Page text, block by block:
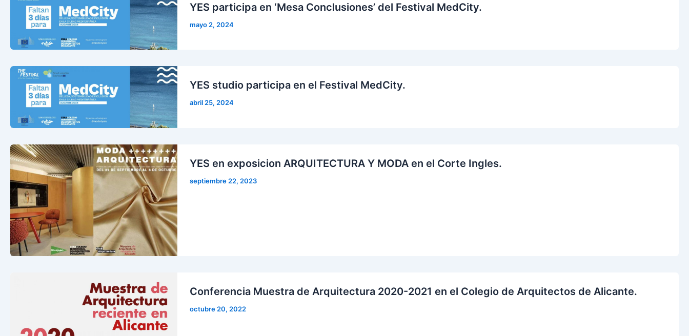
YES participa en ‘Mesa Conclusiones’ del Festival MedCity.
mayo 2, 2024
YES studio participa en el Festival MedCity.
abril 25, 2024
YES en exposicion ARQUITECTURA Y MODA en el Corte Ingles.
septiembre 22, 2023
Conferencia Muestra de Arquitectura 2020-2021 en el Colegio de Arquitectos de Alicante.
octubre 20, 2022